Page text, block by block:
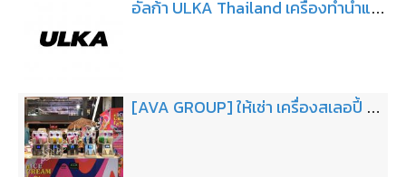
อัลก้า ULKA Thailand เครื่องทำน้ำแข็ง เครื่องชงกาแฟ
[AVA GROUP] ให้เช่า เครื่องสเลอปี้ slush machine เครื่องจ่ายน้ำหวานเกล็ดหิมะ